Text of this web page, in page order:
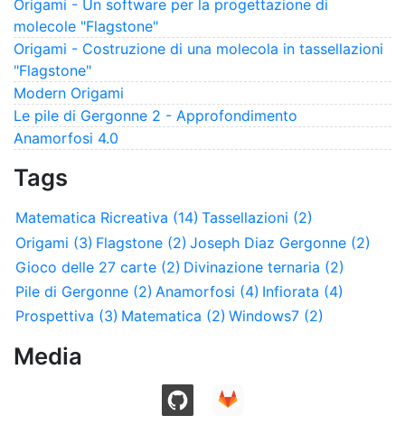
Origami - Un software per la progettazione di
molecole "Flagstone"
Origami - Costruzione di una molecola in tassellazioni
"Flagstone"
Modern Origami
Le pile di Gergonne 2 - Approfondimento
Anamorfosi 4.0
Tags
Matematica Ricreativa (14) Tassellazioni (2)
Origami (3) Flagstone (2) Joseph Diaz Gergonne (2)
Gioco delle 27 carte (2) Divinazione ternaria (2)
Pile di Gergonne (2) Anamorfosi (4) Infiorata (4)
Prospettiva (3) Matematica (2) Windows7 (2)
Media